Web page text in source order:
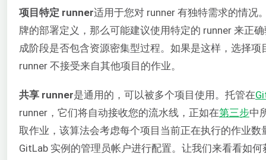
项目特定 runner适用于您对 runner 有独特需求的情况
牌的部署定义，那么可能建议使用特定的 runner 来正
成阶段是否包含资源密集型过程。如果是这样，选择
runner 不接受来自其他项目的作业。
共享 runner是通用的，可以被多个项目使用。托管在
runner，它们将自动接收您的流水线，正如在第三步中
取作业，该算法会考虑每个项目当前正在执行的作业
GitLab 实例的管理员帐户进行配置。让我们来看看如